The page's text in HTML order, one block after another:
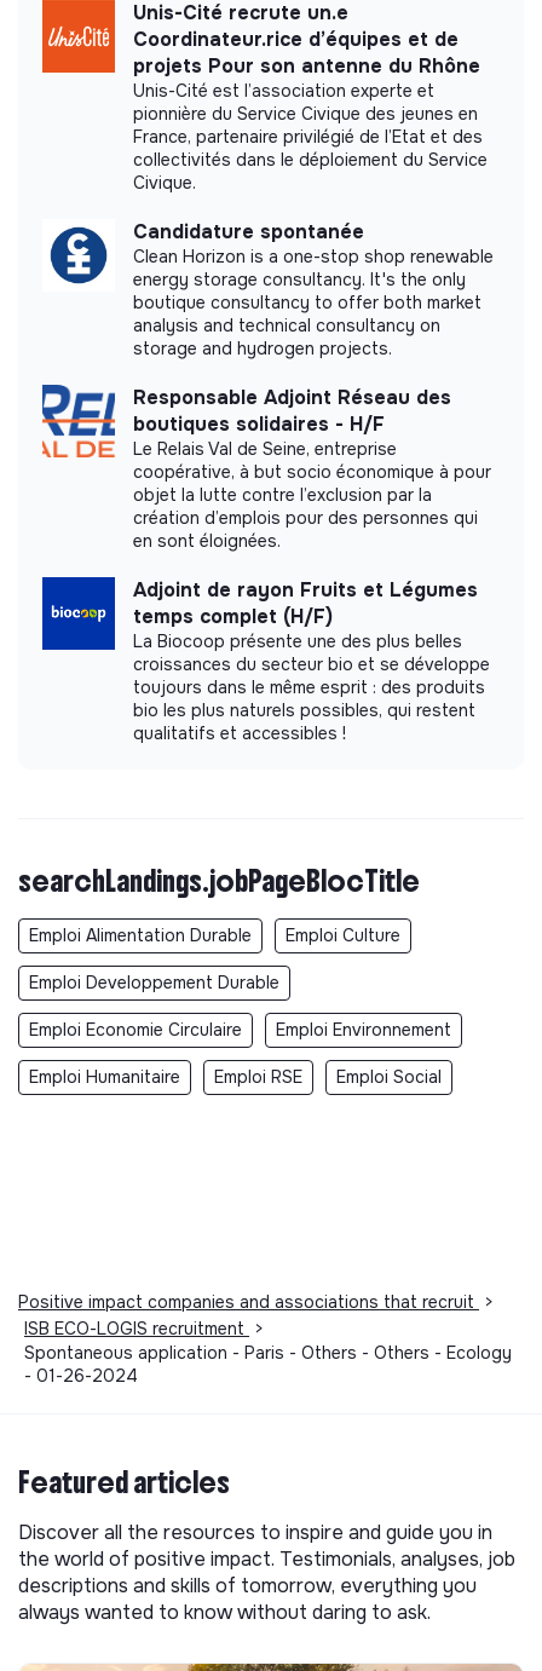
Did not yet add a transparency document.
Unis-Cité recrute un.e
Coordinateur.rice d’équipes et de
projets Pour son antenne du Rhône
Unis-Cité est l’association experte et
pionnière du Service Civique des jeunes en
France, partenaire privilégié de l’Etat et des
collectivités dans le déploiement du Service
Civique.
Candidature spontanée
Clean Horizon is a one-stop shop renewable
energy storage consultancy. It's the only
boutique consultancy to offer both market
analysis and technical consultancy on
storage and hydrogen projects.
Responsable Adjoint Réseau des
boutiques solidaires - H/F
Le Relais Val de Seine, entreprise
coopérative, à but socio économique à pour
objet la lutte contre l’exclusion par la
création d’emplois pour des personnes qui
en sont éloignées.
Adjoint de rayon Fruits et Légumes
temps complet (H/F)
La Biocoop présente une des plus belles
croissances du secteur bio et se développe
toujours dans le même esprit : des produits
bio les plus naturels possibles, qui restent
qualitatifs et accessibles !
searchLandings.jobPageBlocTitle
Emploi Alimentation Durable Emploi Culture
Emploi Developpement Durable
Emploi Economie Circulaire Emploi Environnement
Emploi Humanitaire Emploi RSE Emploi Social
Positive impact companies and associations that recruit
>
ISB ECO-LOGIS recruitment
>
Spontaneous application - Paris - Others - Others - Ecology
- 01-26-2024
Featured articles
Discover all the resources to inspire and guide you in
the world of positive impact. Testimonials, analyses, job
descriptions and skills of tomorrow, everything you
always wanted to know without daring to ask.